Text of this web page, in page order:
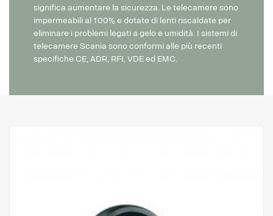
significa aumentare la sicurezza. Le telecamere sono
impermeabili al 100% e dotate di lenti riscaldate per
eliminare i problemi legati a gelo e umidità. I sistemi di
telecamere Scania sono conformi alle più recenti
specifiche CE, ADR, RFI, VDE ed EMC.